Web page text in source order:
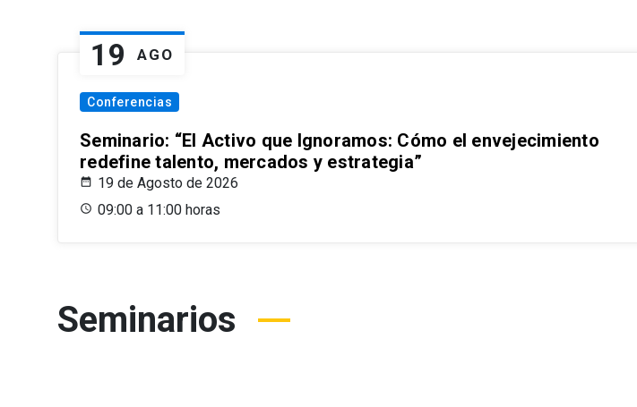
19 AGO
Conferencias
Seminario: “El Activo que Ignoramos: Cómo el envejecimiento
redefine talento, mercados y estrategia”
19 de Agosto de 2026
09:00 a 11:00 horas
Seminarios